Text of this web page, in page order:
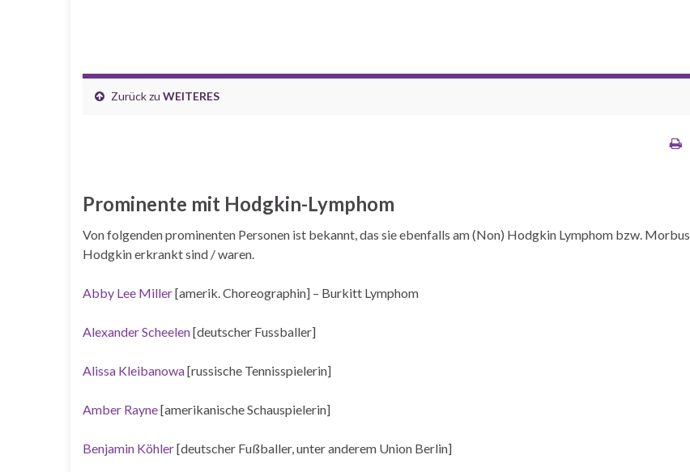
Zurück zu WEITERES
Prominente mit Hodgkin-Lymphom
Von folgenden prominenten Personen ist bekannt, das sie ebenfalls am (Non) Hodgkin Lymphom bzw. Morbus
Hodgkin erkrankt sind / waren.
Abby Lee Miller[amerik. Choreographin] – Burkitt Lymphom
Alexander Scheelen[deutscher Fussballer]
Alissa Kleibanowa[russische Tennisspielerin]
Amber Rayne[amerikanische Schauspielerin]
Benjamin Köhler[deutscher Fußballer, unter anderem Union Berlin]